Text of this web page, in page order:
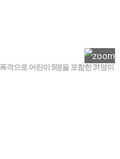
격으로 어린이 5명을 포함한 31명이